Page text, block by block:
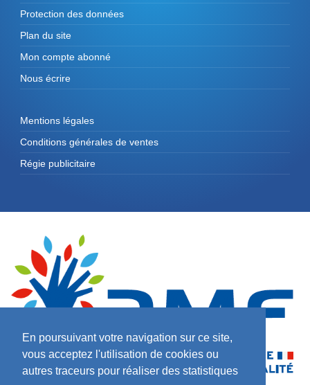
En poursuivant votre navigation sur ce site,
vous acceptez l'utilisation de cookies ou
autres traceurs pour réaliser des statistiques
Protection des données
Plan du site
Mon compte abonné
Nous écrire
Mentions légales
Conditions générales de ventes
Régie publicitaire